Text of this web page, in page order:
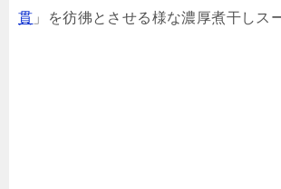
貫 」を彷彿とさせる様な濃厚煮干しス